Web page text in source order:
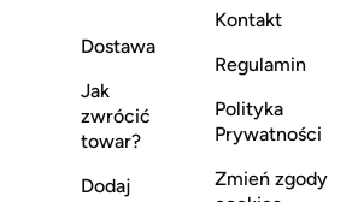
Dostawa
Jak
zwrócić
towar?
Dodaj
Kontakt
Regulamin
Polityka
Prywatności
Zmień zgody